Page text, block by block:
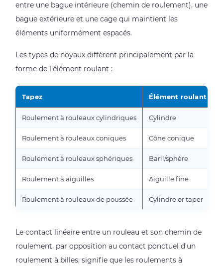
2.4
Moteurs
et
électriques
2.5
Construction
et
agriculture
2.6
Équipement
grand
public
et
médical
3
de
temps
durent
entre une bague intérieure (chemin de roulement), une
bague extérieure et une cage qui maintient les
éléments uniformément espacés.
Les types de noyaux diffèrent principalement par la
forme de l'élément roulant :
Tapez Élément roulant
Roulement à rouleaux cylindriques Cylindre
Roulement à rouleaux coniques Cône conique
Roulement à rouleaux sphériques Baril/sphère
Roulement à aiguilles Aiguille fine
Roulement à rouleaux de poussée Cylindre or taper
Le contact linéaire entre un rouleau et son chemin de
roulement, par opposition au contact ponctuel d'un
roulement à billes, signifie que les roulements à